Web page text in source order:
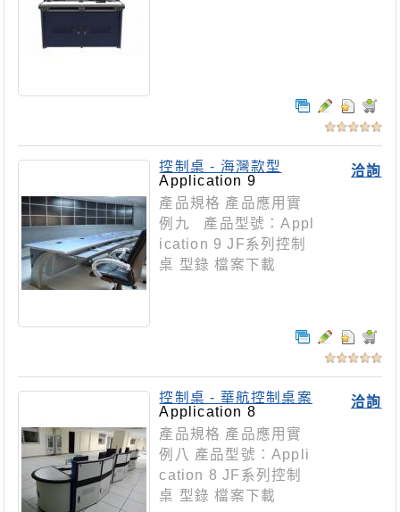
洽詢
控制桌 - 海灣款型
Application 9
產品規格 產品應用實
例九 產品型號：Appl
ication 9 JF系列控制
桌 型錄 檔案下載
洽詢
控制桌 - 華航控制桌案
Application 8
產品規格 產品應用實
例八 產品型號：Appli
cation 8 JF系列控制
桌 型錄 檔案下載